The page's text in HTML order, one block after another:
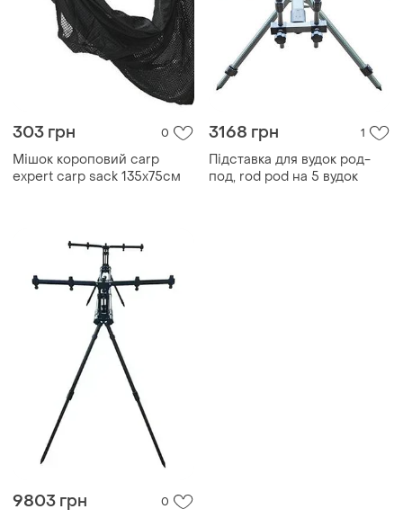
303 грн 0
Мішок короповий carp
expert carp sack 135x75см
3168 грн 1
Підставка для вудок род-
под, rod pod на 5 вудок
9803 грн 0